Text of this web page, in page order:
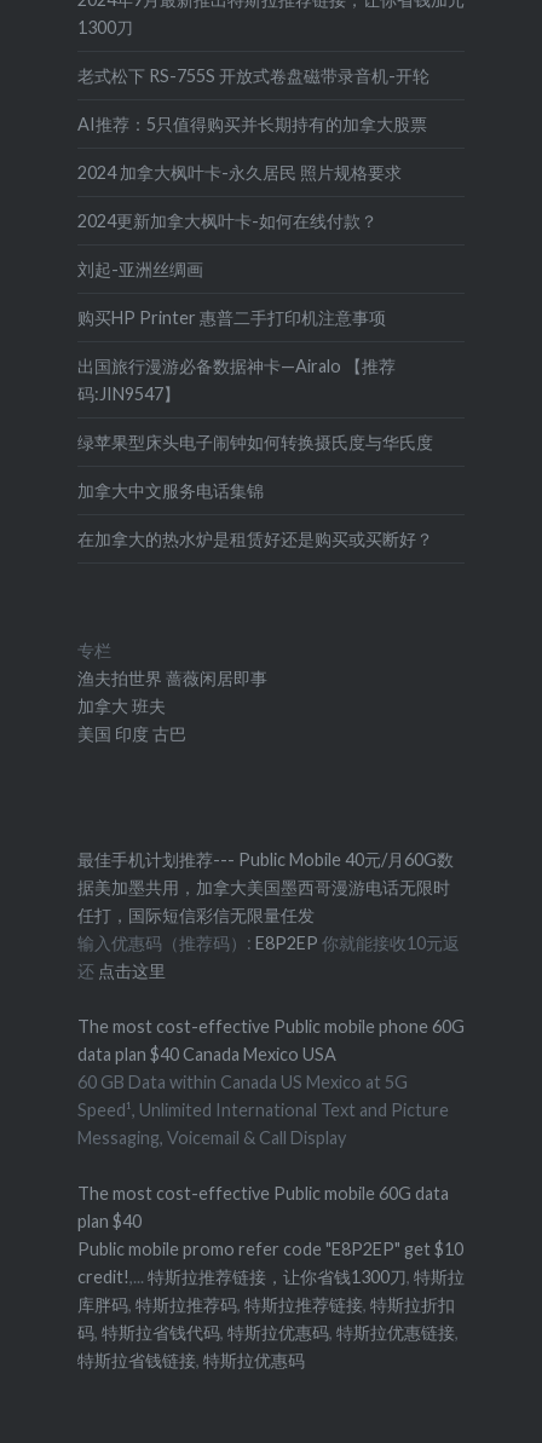
1300刀
老式松下 RS-755S 开放式卷盘磁带录音机-开轮
AI推荐：5只值得购买并长期持有的加拿大股票
2024 加拿大枫叶卡-永久居民 照片规格要求
2024更新加拿大枫叶卡-如何在线付款？
刘起-亚洲丝绸画
购买HP Printer 惠普二手打印机注意事项
出国旅行漫游必备数据神卡—Airalo 【推荐
码:JIN9547】
绿苹果型床头电子闹钟如何转换摄氏度与华氏度
加拿大中文服务电话集锦
在加拿大的热水炉是租赁好还是购买或买断好？
专栏
渔夫拍世界 蔷薇闲居即事
加拿大 班夫
美国 印度 古巴
最佳手机计划推荐--- Public Mobile 40元/月60G数
据美加墨共用，加拿大美国墨西哥漫游电话无限时
任打，国际短信彩信无限量任发
输入优惠码（推荐码）: E8P2EP 你就能接收10元返
还 点击这里
The most cost-effective Public mobile phone 60G
data plan $40 Canada Mexico USA
60 GB Data within Canada US Mexico at 5G
Speed¹, Unlimited International Text and Picture
Messaging, Voicemail & Call Display
The most cost-effective Public mobile 60G data
plan $40
Public mobile promo refer code "E8P2EP" get $10
credit!,... 特斯拉推荐链接，让你省钱1300刀, 特斯拉
库胖码, 特斯拉推荐码, 特斯拉推荐链接, 特斯拉折扣
码, 特斯拉省钱代码, 特斯拉优惠码, 特斯拉优惠链接,
特斯拉省钱链接, 特斯拉优惠码